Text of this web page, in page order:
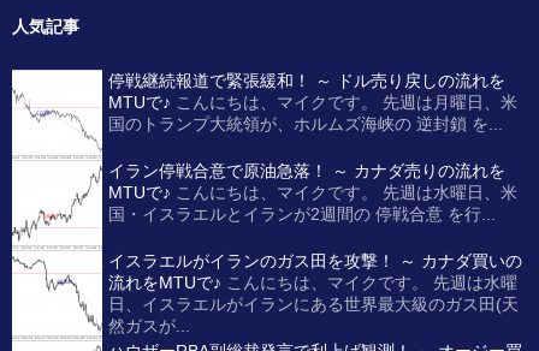
人気記事
停戦継続報道で緊張緩和！ ～ ドル売り戻しの流れを
MTUで♪ こんにちは、マイクです。 先週は月曜日、米
国のトランプ大統領が、ホルムズ海峡の 逆封鎖 を...
イラン停戦合意で原油急落！ ～ カナダ売りの流れを
MTUで♪ こんにちは、マイクです。 先週は水曜日、米
国・イスラエルとイランが2週間の 停戦合意 を行...
イスラエルがイランのガス田を攻撃！ ～ カナダ買いの
流れをMTUで♪ こんにちは、マイクです。 先週は水曜
日、イスラエルがイランにある世界最大級のガス田(天
然ガスが...